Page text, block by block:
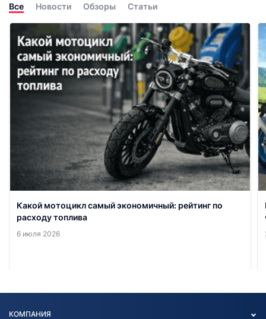
Все Новости Обзоры Статьи
Какой мотоцикл самый экономичный: рейтинг по
расходу топлива
6 июля 2026
КОМПАНИЯ